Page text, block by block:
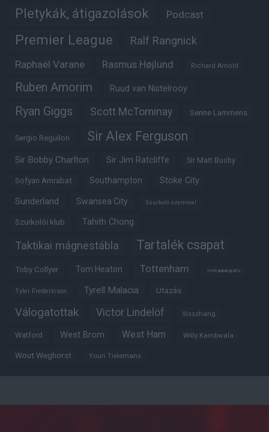
Pletykák, átigazolások Podcast
Premier League Ralf Rangnick
Raphaël Varane Rasmus Højlund Richard Arnold
Ruben Amorim Ruud van Nistelrooy
Ryan Giggs Scott McTominay Senne Lammens
Sergio Reguilon Sir Alex Ferguson
Sir Bobby Charlton Sir Jim Ratcliffe Sir Matt Busby
Sofyan Amrabat Southampton Stoke City
Sunderland Swansea City Szurkoló szemmel
Szurkolói klub Tahith Chong
Taktikai mágnestábla Tartalék csapat
Toby Collyer Tom Heaton Tottenham Trófeabibliográfia
Tyler Fredericson Tyrell Malacia Utazás
Válogatottak Victor Lindelöf Visszhang
Watford West Brom West Ham Willy Kambwala
Wout Weghorst Youri Tielemans